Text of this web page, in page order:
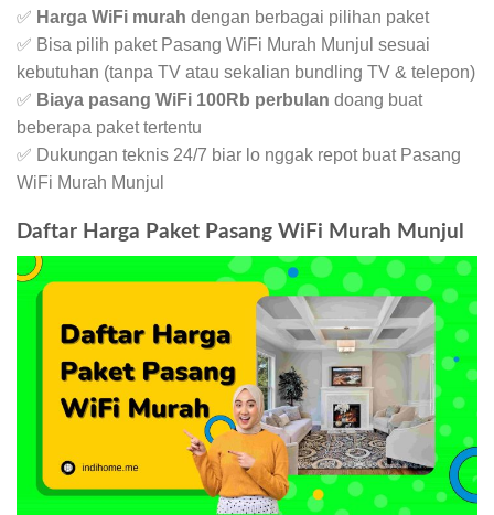
✅ Harga WiFi murah dengan berbagai pilihan paket
✅ Bisa pilih paket Pasang WiFi Murah Munjul sesuai
kebutuhan (tanpa TV atau sekalian bundling TV & telepon)
✅ Biaya pasang WiFi 100Rb perbulan doang buat
beberapa paket tertentu
✅ Dukungan teknis 24/7 biar lo nggak repot buat Pasang
WiFi Murah Munjul
Daftar Harga Paket Pasang WiFi Murah Munjul